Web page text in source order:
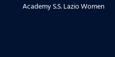
Academy S.S. Lazio Women